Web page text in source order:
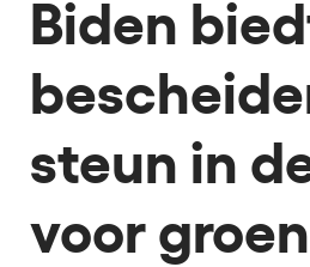
Biden
steun in
voor